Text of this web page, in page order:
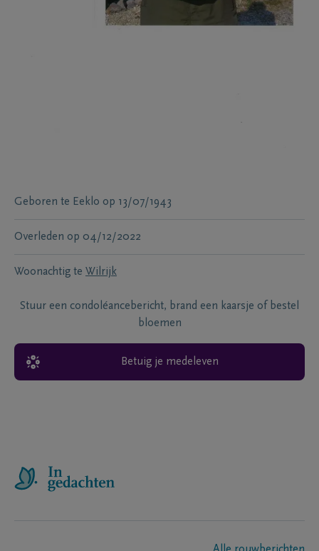
Geboren te Eeklo op 13/07/1943
Overleden op 04/12/2022
Woonachtig te Wilrijk
Stuur een condoléancebericht, brand een kaarsje of bestel
bloemen
Betuig je medeleven